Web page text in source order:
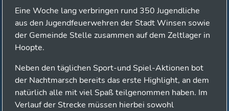
Eine Woche lang verbringen rund 350 Jugendliche
aus den Jugendfeuerwehren der Stadt Winsen sowie
der Gemeinde Stelle zusammen auf dem Zeltlager in
Hoopte.
Neben den täglichen Sport-und Spiel-Aktionen bot
der Nachtmarsch bereits das erste Highlight, an dem
natürlich alle mit viel Spaß teilgenommen haben. Im
Verlauf der Strecke müssen hierbei sowohl